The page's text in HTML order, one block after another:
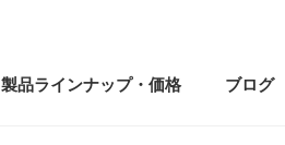
製品ラインナップ・ 価格 ブログ